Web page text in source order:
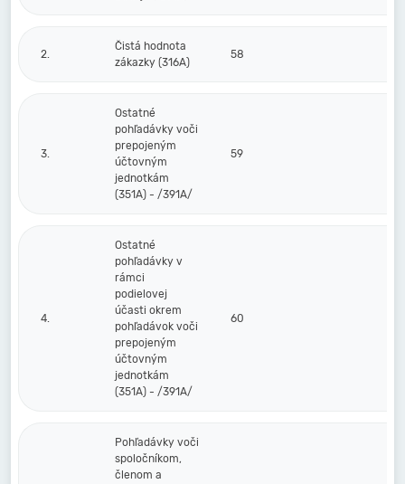
2.
Čistá hodnota
zákazky (316A)
58
3.
Ostatné
pohľadávky voči
prepojeným
účtovným
jednotkám
(351A) - /391A/
59
4.
Ostatné
pohľadávky v
rámci
podielovej
účasti okrem
pohľadávok voči
prepojeným
účtovným
jednotkám
(351A) - /391A/
60
Pohľadávky voči
spoločníkom,
členom a